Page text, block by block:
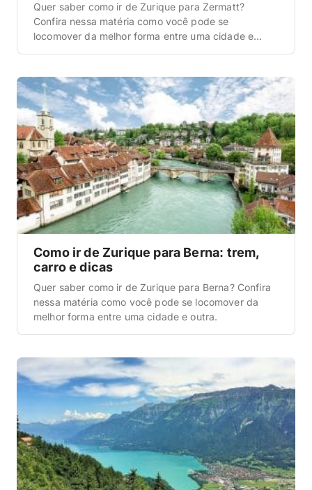
Quer saber como ir de Zurique para Zermatt?
Confira nessa matéria como você pode se
locomover da melhor forma entre uma cidade e
Como ir de Zurique para Berna: trem,
carro e dicas
Quer saber como ir de Zurique para Berna? Confira
nessa matéria como você pode se locomover da
melhor forma entre uma cidade e outra.